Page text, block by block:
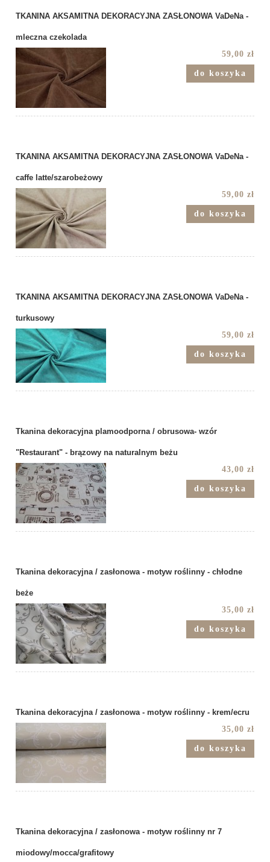
TKANINA AKSAMITNA DEKORACYJNA ZASŁONOWA VaDeNa -
mleczna czekolada
59,00 zł
do koszyka
TKANINA AKSAMITNA DEKORACYJNA ZASŁONOWA VaDeNa -
caffe latte/szarobeżowy
59,00 zł
do koszyka
TKANINA AKSAMITNA DEKORACYJNA ZASŁONOWA VaDeNa -
turkusowy
59,00 zł
do koszyka
Tkanina dekoracyjna plamoodporna / obrusowa- wzór
"Restaurant" - brązowy na naturalnym beżu
43,00 zł
do koszyka
Tkanina dekoracyjna / zasłonowa - motyw roślinny - chłodne
beże
35,00 zł
do koszyka
Tkanina dekoracyjna / zasłonowa - motyw roślinny - krem/ecru
35,00 zł
do koszyka
Tkanina dekoracyjna / zasłonowa - motyw roślinny nr 7
miodowy/mocca/grafitowy